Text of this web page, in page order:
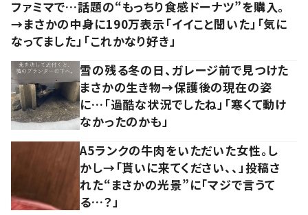
ファミマで…話題の“もっちり食感ドーナツ”を購入。
→まさかの中身に190万表示「イイこと聞いた」「気に
なってました」「これかなり好き」
雪の残る冬の日、ガレージ前で見つけた
まさかの生き物→保護後の現在の姿
に…「過酷な状況でしたね」「寒くて動け
なかったのかも」
A5ランクの牛肉をいただいた女性。し
かし→「貰いに来てください、、」投稿さ
れた“まさかの光景”に「マジで言うて
る…？」